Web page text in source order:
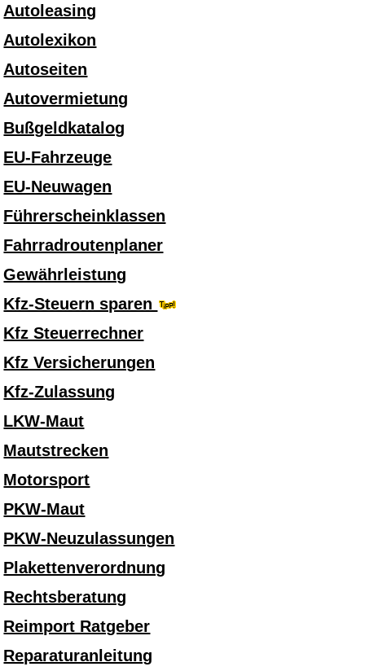
Autoleasing
Autolexikon
Autoseiten
Autovermietung
Bußgeldkatalog
EU-Fahrzeuge
EU-Neuwagen
Führerscheinklassen
Fahrradroutenplaner
Gewährleistung
Kfz-Steuern sparen
Kfz Steuerrechner
Kfz Versicherungen
Kfz-Zulassung
LKW-Maut
Mautstrecken
Motorsport
PKW-Maut
PKW-Neuzulassungen
Plakettenverordnung
Rechtsberatung
Reimport Ratgeber
Reparaturanleitung